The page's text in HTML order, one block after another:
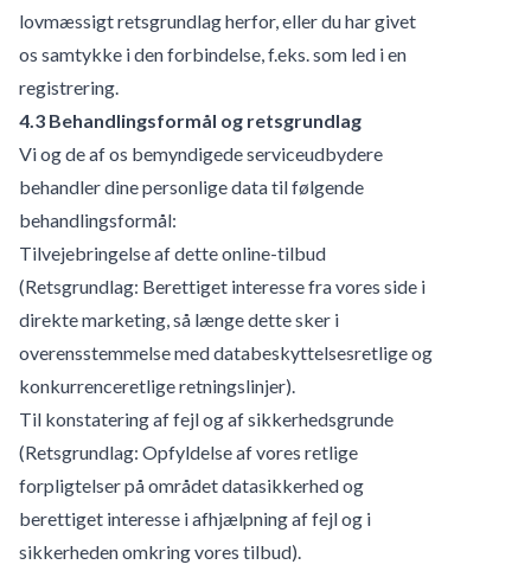
lovmæssigt retsgrundlag herfor, eller du har givet
os samtykke i den forbindelse, f.eks. som led i en
registrering.
4.3 Behandlingsformål og retsgrundlag
Vi og de af os bemyndigede serviceudbydere
behandler dine personlige data til følgende
behandlingsformål:
Tilvejebringelse af dette online-tilbud
(Retsgrundlag: Berettiget interesse fra vores side i
direkte marketing, så længe dette sker i
overensstemmelse med databeskyttelsesretlige og
konkurrenceretlige retningslinjer).
Til konstatering af fejl og af sikkerhedsgrunde
(Retsgrundlag: Opfyldelse af vores retlige
forpligtelser på området datasikkerhed og
berettiget interesse i afhjælpning af fejl og i
sikkerheden omkring vores tilbud).